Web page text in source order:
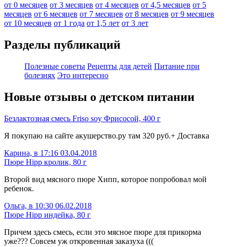
от 0 месяцев от 3 месяцев от 4 месяцев от 4,5 месяцев от 5
месяцев от 6 месяцев от 7 месяцев от 8 месяцев от 9 месяцев
от 10 месяцев от 1 года от 1,5 лет от 3 лет
Разделы публикаций
Полезные советы Рецепты для детей Питание при
болезнях Это интересно
Новые отзывы о детском питании
Безлактозная смесь Friso soy Фрисосой, 400 г
Я покупаю на сайте акушерство.ру там 320 руб.+ Доставка
Карина, в 17:16 03.04.2018
Пюре Hipp кролик, 80 г
Второй вид мясного пюре Хипп, которое попробовал мой
ребенок.
Ольга, в 10:30 06.02.2018
Пюре Hipp индейка, 80 г
Причем здесь смесь, если это мясное пюре для прикорма
уже??? Совсем уж откровенная заказуха (((